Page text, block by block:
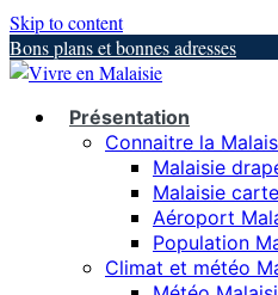
Skip to content
Bons plans et bonnes adresses
Présentation
Connaitre la
Malaisie
Malaisie carte
Aéroport
Population
Climat et météo